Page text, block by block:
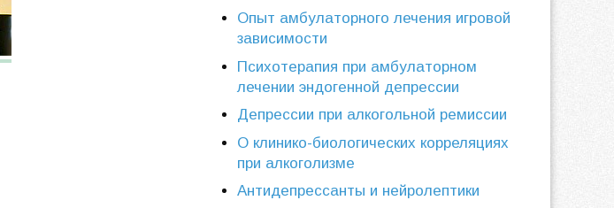
Опыт амбулаторного лечения игровой
зависимости
Психотерапия при амбулаторном
лечении эндогенной депрессии
Депрессии при алкогольной ремиссии
О клинико-биологических корреляциях
при алкоголизме
Антидепрессанты и нейролептики